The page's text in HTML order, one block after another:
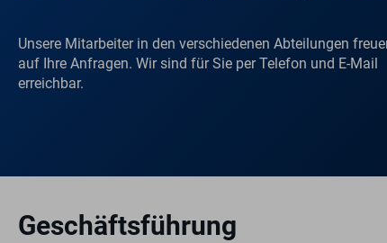
Unsere Mitarbeiter in den verschiedenen Abteilungen
auf Ihre Anfragen. Wir sind für Sie per Telefon und E-Mail
erreichbar.
Geschäftsführung